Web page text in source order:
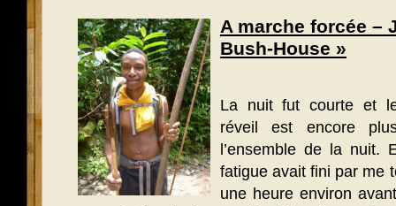
A marche forcée –
Bush-House »
.
La nuit fut courte et
réveil est encore
l’ensemble de la nuit.
fatigue avait fini par me
une heure environ